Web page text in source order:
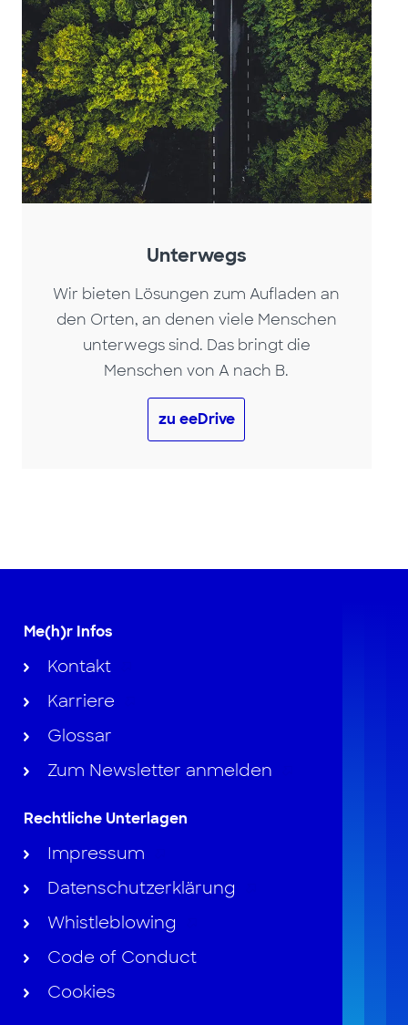
Unterwegs
Wir bieten Lösungen zum Aufladen an
den Orten, an denen viele Menschen
unterwegs sind. Das bringt die
Menschen von A nach B.
zu eeDrive
Me(h)r Infos
Kontakt
Karriere
Glossar
Zum Newsletter anmelden
Rechtliche Unterlagen
Impressum
Datenschutzerklärung
Whistleblowing
Code of Conduct
Cookies